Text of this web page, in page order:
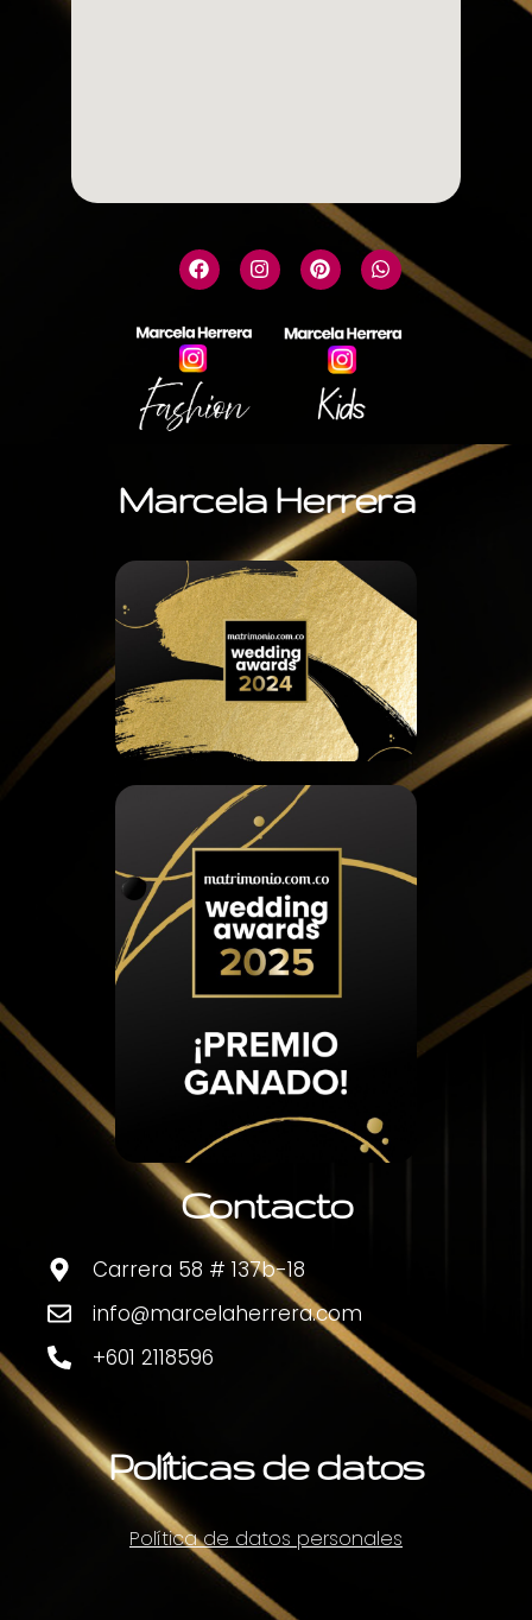
Marcela Herrera
Contacto
Carrera 58 # 137b-18
info@marcelaherrera.com
+601 2118596
Políticas de datos
Política de datos personales